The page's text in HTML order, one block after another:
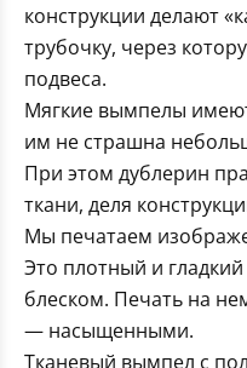
конструкции делают
трубочку, через
подвеса.
Мягкие вымпелы
им не страшна
При этом дублерин
ткани, деля
Мы печатаем
Это плотный и
блеском. Печать на
— насыщенными.
Тканевый вымпел с